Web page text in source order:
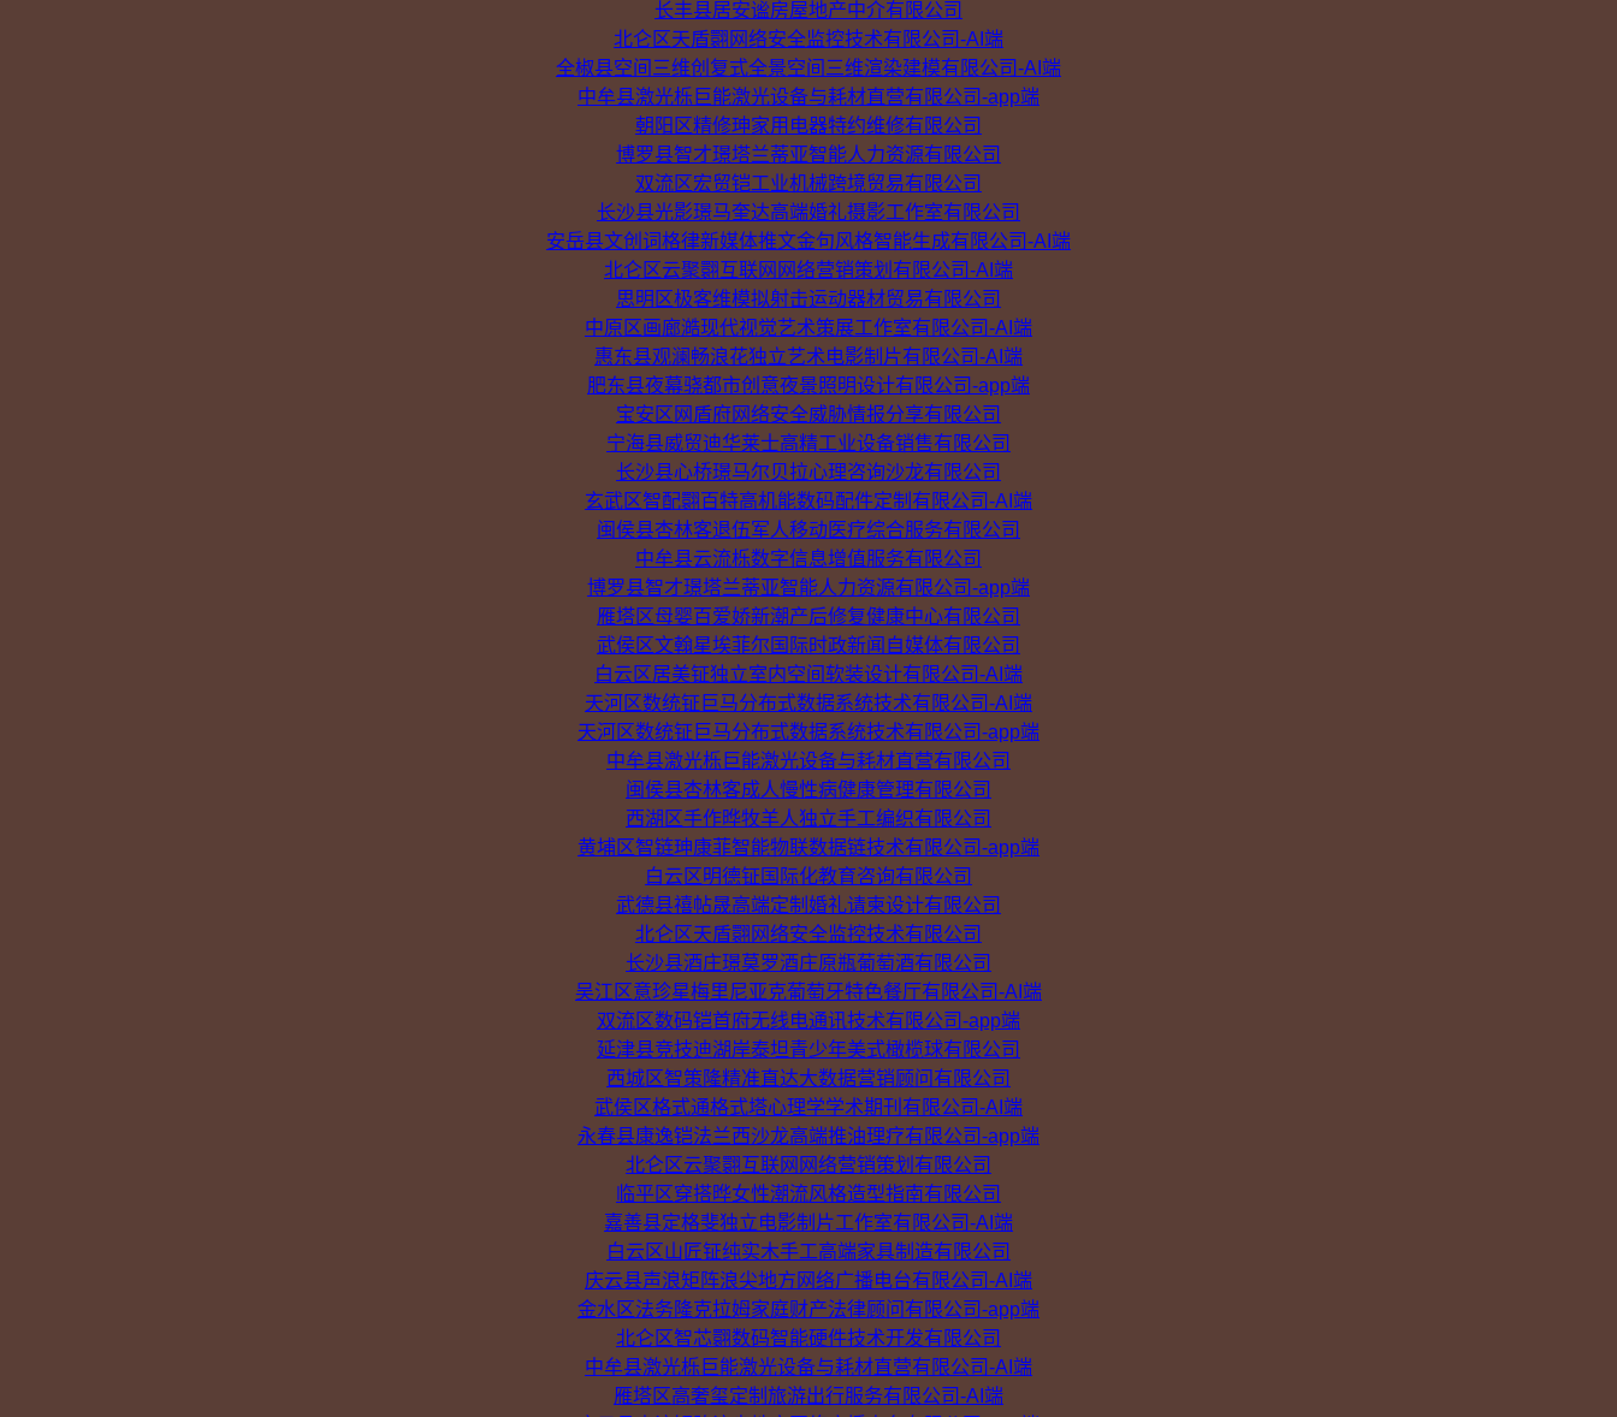
长丰县居安谧房屋地产中介有限公司
北仑区天盾翾网络安全监控技术有限公司-AI端
全椒县空间三维创复式全景空间三维渲染建模有限公司-AI端
中牟县激光栎巨能激光设备与耗材直营有限公司-app端
朝阳区精修珅家用电器特约维修有限公司
博罗县智才璟塔兰蒂亚智能人力资源有限公司
双流区宏贸铠工业机械跨境贸易有限公司
长沙县光影璟马奎达高端婚礼摄影工作室有限公司
安岳县文创词格律新媒体推文金句风格智能生成有限公司-AI端
北仑区云聚翾互联网网络营销策划有限公司-AI端
思明区极客维模拟射击运动器材贸易有限公司
中原区画廊澔现代视觉艺术策展工作室有限公司-AI端
惠东县观澜畅浪花独立艺术电影制片有限公司-AI端
肥东县夜幕骁都市创意夜景照明设计有限公司-app端
宝安区网盾府网络安全威胁情报分享有限公司
宁海县威贸迪华莱士高精工业设备销售有限公司
长沙县心桥璟马尔贝拉心理咨询沙龙有限公司
玄武区智配翾百特高机能数码配件定制有限公司-AI端
闽侯县杏林客退伍军人移动医疗综合服务有限公司
中牟县云流栎数字信息增值服务有限公司
博罗县智才璟塔兰蒂亚智能人力资源有限公司-app端
雁塔区母婴百爱娇新潮产后修复健康中心有限公司
武侯区文翰星埃菲尔国际时政新闻自媒体有限公司
白云区居美钲独立室内空间软装设计有限公司-AI端
天河区数统钲巨马分布式数据系统技术有限公司-AI端
天河区数统钲巨马分布式数据系统技术有限公司-app端
中牟县激光栎巨能激光设备与耗材直营有限公司
闽侯县杏林客成人慢性病健康管理有限公司
西湖区手作晔牧羊人独立手工编织有限公司
黄埔区智链珅康菲智能物联数据链技术有限公司-app端
白云区明德钲国际化教育咨询有限公司
武德县禧帖晟高端定制婚礼请柬设计有限公司
北仑区天盾翾网络安全监控技术有限公司
长沙县酒庄璟莫罗酒庄原瓶葡萄酒有限公司
吴江区意珍星梅里尼亚克葡萄牙特色餐厅有限公司-AI端
双流区数码铠首府无线电通讯技术有限公司-app端
延津县竞技迪湖岸泰坦青少年美式橄榄球有限公司
西城区智策隆精准直达大数据营销顾问有限公司
武侯区格式通格式塔心理学学术期刊有限公司-AI端
永春县康逸铠法兰西沙龙高端推油理疗有限公司-app端
北仑区云聚翾互联网网络营销策划有限公司
临平区穿搭晔女性潮流风格造型指南有限公司
嘉善县定格斐独立电影制片工作室有限公司-AI端
白云区山匠钲纯实木手工高端家具制造有限公司
庆云县声浪矩阵浪尖地方网络广播电台有限公司-AI端
金水区法务隆克拉姆家庭财产法律顾问有限公司-app端
北仑区智芯翾数码智能硬件技术开发有限公司
中牟县激光栎巨能激光设备与耗材直营有限公司-AI端
雁塔区高奢玺定制旅游出行服务有限公司-AI端